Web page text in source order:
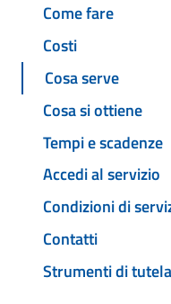
Come fare
Costi
Cosa serve
Cosa si ottiene
Tempi e scadenze
Accedi al servizio
Condizioni di
Contatti
Strumenti di tutela